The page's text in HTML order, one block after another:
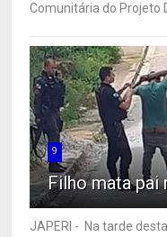
Comunitária do Projeto
9
Filho mata pai
JAPERI - Na tarde